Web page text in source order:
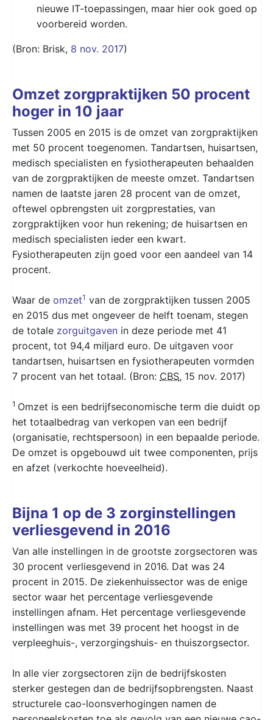
nieuwe IT-toepassingen, maar hier ook goed op
voorbereid worden.
(Bron: Brisk, 8 nov. 2017)
Omzet zorgpraktijken 50 procent
hoger in 10 jaar
Tussen 2005 en 2015 is de omzet van zorgpraktijken
met 50 procent toegenomen. Tandartsen, huisartsen,
medisch specialisten en fysiotherapeuten behaalden
van de zorgpraktijken de meeste omzet. Tandartsen
namen de laatste jaren 28 procent van de omzet,
oftewel opbrengsten uit zorgprestaties, van
zorgpraktijken voor hun rekening; de huisartsen en
medisch specialisten ieder een kwart.
Fysiotherapeuten zijn goed voor een aandeel van 14
procent.
Waar de omzet1 van de zorgpraktijken tussen 2005
en 2015 dus met ongeveer de helft toenam, stegen
de totale zorguitgaven in deze periode met 41
procent, tot 94,4 miljard euro. De uitgaven voor
tandartsen, huisartsen en fysiotherapeuten vormden
7 procent van het totaal. (Bron: CBS, 15 nov. 2017)
1 Omzet is een bedrijfseconomische term die duidt op
het totaalbedrag van verkopen van een bedrijf
(organisatie, rechtspersoon) in een bepaalde periode.
De omzet is opgebouwd uit twee componenten, prijs
en afzet (verkochte hoeveelheid).
Bijna 1 op de 3 zorginstellingen
verliesgevend in 2016
Van alle instellingen in de grootste zorgsectoren was
30 procent verliesgevend in 2016. Dat was 24
procent in 2015. De ziekenhuissector was de enige
sector waar het percentage verliesgevende
instellingen afnam. Het percentage verliesgevende
instellingen was met 39 procent het hoogst in de
verpleeghuis-, verzorgingshuis- en thuiszorgsector.
In alle vier zorgsectoren zijn de bedrijfskosten
sterker gestegen dan de bedrijfsopbrengsten. Naast
structurele cao-loonsverhogingen namen de